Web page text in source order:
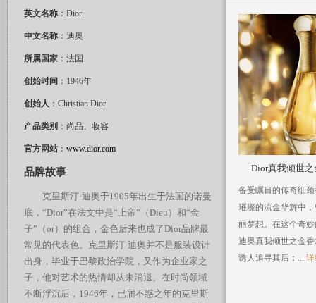
英文名称 ：Dior
中文名称 ：迪奥
所属国家 ：法国
创始时间 ：1946年
创始人 ：Christian Dior
产品类别 ：尚品、妆容
官方网站 ： www.dior.com
品牌故事
克里斯汀·迪奥于1905年出生于法国的诺曼
底，“Dior”在法文中是“上帝”（Dieu）和“金
子”（or）的组合，金色后来也成了Dior品牌最
常见的代表色。克里斯汀·迪奥并不是服装设计
出身，毕业于巴黎政治学院，又作为企业家之
子，他对艺术的热情却从未消退。在时尚领域
不断浮沉后，1946年，已届不惑之年的克里斯
Dior真我倾世之
备受瞩目的传奇细
璀璨的流金华辉中
丽梦想。在这个奇
迪奥真我倾世之金
诱人追寻其后；...